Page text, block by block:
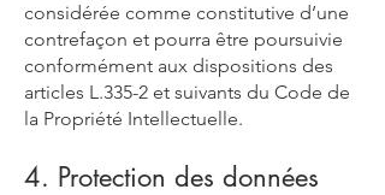
considérée comme constitutive d’une
contrefaçon et pourra être poursuivie
conformément aux dispositions des
articles L.335-2 et suivants du Code de
la Propriété Intellectuelle.
4. Protection des données